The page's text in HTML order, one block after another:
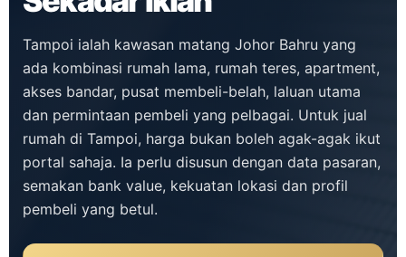
Tampoi ialah kawasan matang Johor Bahru yang
ada kombinasi rumah lama, rumah teres, apartment,
akses bandar, pusat membeli-belah, laluan utama
dan permintaan pembeli yang pelbagai. Untuk jual
rumah di Tampoi, harga bukan boleh agak-agak ikut
portal sahaja. Ia perlu disusun dengan data pasaran,
semakan bank value, kekuatan lokasi dan profil
pembeli yang betul.